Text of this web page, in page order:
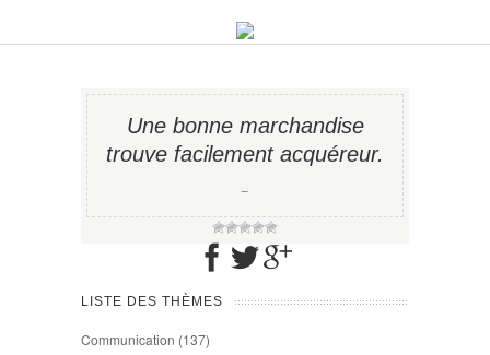
Une bonne marchandise
trouve facilement acquéreur.
−
LISTE DES THÈMES
Communication (137)